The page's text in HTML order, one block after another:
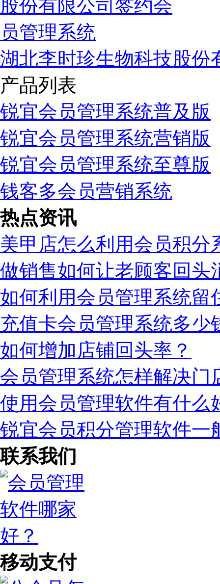
湖北李时珍生物科技股份
产品列表
锐宜会员管理系统普及版
锐宜会员管理系统营销版
锐宜会员管理系统至尊版
钱客多会员营销系统
热点资讯
美甲店怎么利用会员积分
做销售如何让老顾客回头
如何利用会员管理系统留
充值卡会员管理系统多少
如何增加店铺回头率？
会员管理系统怎样解决门
使用会员管理软件有什么
锐宜会员积分管理软件一
联系我们
移动支付